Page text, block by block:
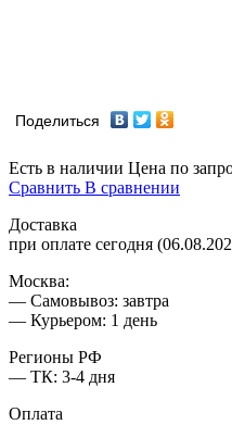
Поделиться
Есть в наличии Цена по
Сравнить В сравнении
Доставка
при оплате сегодня
Москва:
— Самовывоз: завтра
— Курьером: 1 день
Регионы РФ
— ТК: 3-4 дня
Оплата